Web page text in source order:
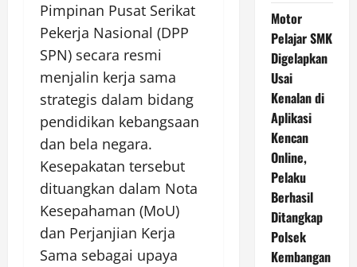
Pimpinan Pusat Serikat
Pekerja Nasional (DPP
SPN) secara resmi
menjalin kerja sama
strategis dalam bidang
pendidikan kebangsaan
dan bela negara.
Kesepakatan tersebut
dituangkan dalam Nota
Kesepahaman (MoU)
dan Perjanjian Kerja
Sama sebagai upaya
Motor
Pelajar SMK
Digelapkan
Usai
Kenalan di
Aplikasi
Kencan
Online,
Pelaku
Berhasil
Ditangkap
Polsek
Kembangan